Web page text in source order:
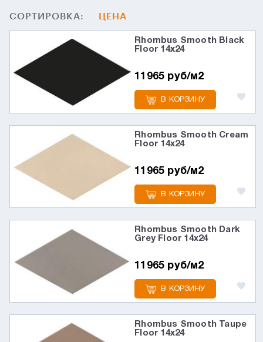
СОРТИРОВКА: ЦЕНА
Rhombus Smooth Black
Floor 14x24
11965 руб/м2
В КОРЗИНУ
Rhombus Smooth Cream
Floor 14x24
11965 руб/м2
В КОРЗИНУ
Rhombus Smooth Dark
Grey Floor 14x24
11965 руб/м2
В КОРЗИНУ
Rhombus Smooth Taupe
Floor 14x24